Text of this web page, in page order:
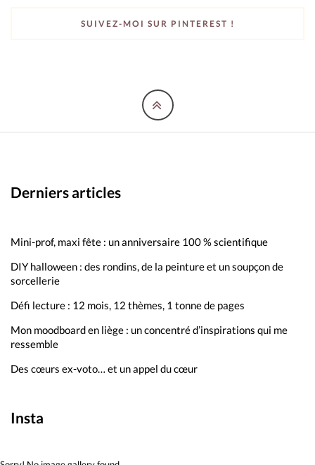
SUIVEZ-MOI SUR PINTEREST !
Derniers articles
Mini-prof, maxi fête : un anniversaire 100 % scientifique
DIY halloween : des rondins, de la peinture et un soupçon de
sorcellerie
Défi lecture : 12 mois, 12 thèmes, 1 tonne de pages
Mon moodboard en liège : un concentré d’inspirations qui me
ressemble
Des cœurs ex-voto… et un appel du cœur
Insta